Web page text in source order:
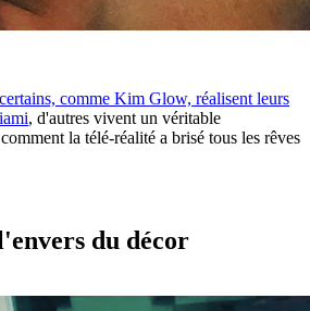
comme Kim Glow, réalisent leurs
, d'autres vivent un véritable
la télé-réalité a brisé tous les rêves
du décor